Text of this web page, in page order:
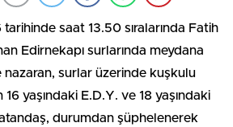
saat 13.50 sıralarında Fatih
Edirnekapı surlarında meydana
nazaran, surlar üzerinde kuşkulu
yaşındaki E.D.Y. ve 18 yaşındaki
durumdan şüphelenerek